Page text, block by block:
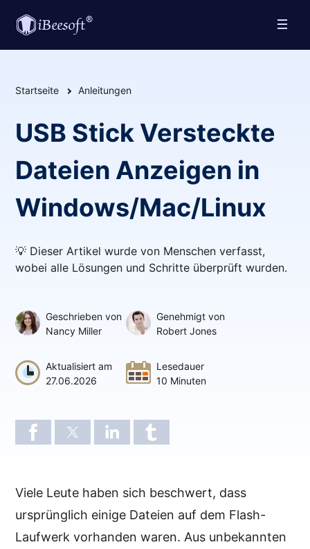
Startseite Anleitungen
USB Stick Versteckte
Dateien Anzeigen in
Windows/Mac/Linux
💡 Dieser Artikel wurde von Menschen verfasst,
wobei alle Lösungen und Schritte überprüft wurden.
Geschrieben von
Nancy Miller
Genehmigt von
Robert Jones
Aktualisiert am
27.06.2026
Lesedauer
10 Minuten
Viele Leute haben sich beschwert, dass
ursprünglich einige Dateien auf dem Flash-
Laufwerk vorhanden waren. Aus unbekannten